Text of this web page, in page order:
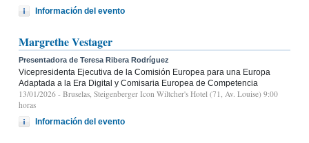
Información del evento
Margrethe Vestager
Presentadora de Teresa Ribera Rodríguez
Vicepresidenta Ejecutiva de la Comisión Europea para una Europa
Adaptada a la Era Digital y Comisaria Europea de Competencia
13/01/2026 - Bruselas, Steigenberger Icon Wiltcher's Hotel (71, Av. Louise) 9:00
horas
Información del evento